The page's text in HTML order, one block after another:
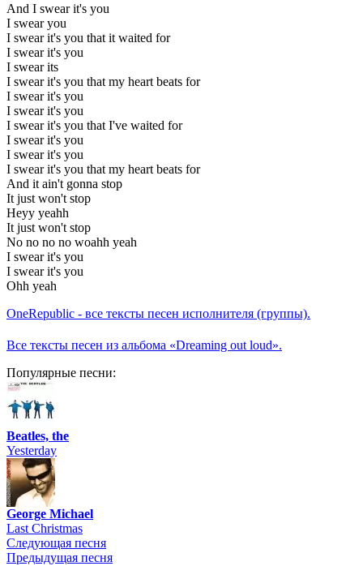
And I swear it's you
I swear you
I swear it's you that it waited for
I swear it's you
I swear its
I swear it's you that my heart beats for
I swear it's you
I swear it's you
I swear it's you that I've waited for
I swear it's you
I swear it's you
I swear it's you that my heart beats for
And it ain't gonna stop
It just won't stop
Heyy yeahh
It just won't stop
No no no no woahh yeah
I swear it's you
I swear it's you
Ohh yeah
OneRepublic - все тексты песен исполнителя (группы).
Все тексты песен из альбома «Dreaming out loud».
Популярные песни:
Beatles, the
Yesterday
George Michael
Last Christmas
Следующая песня
Предыдущая песня